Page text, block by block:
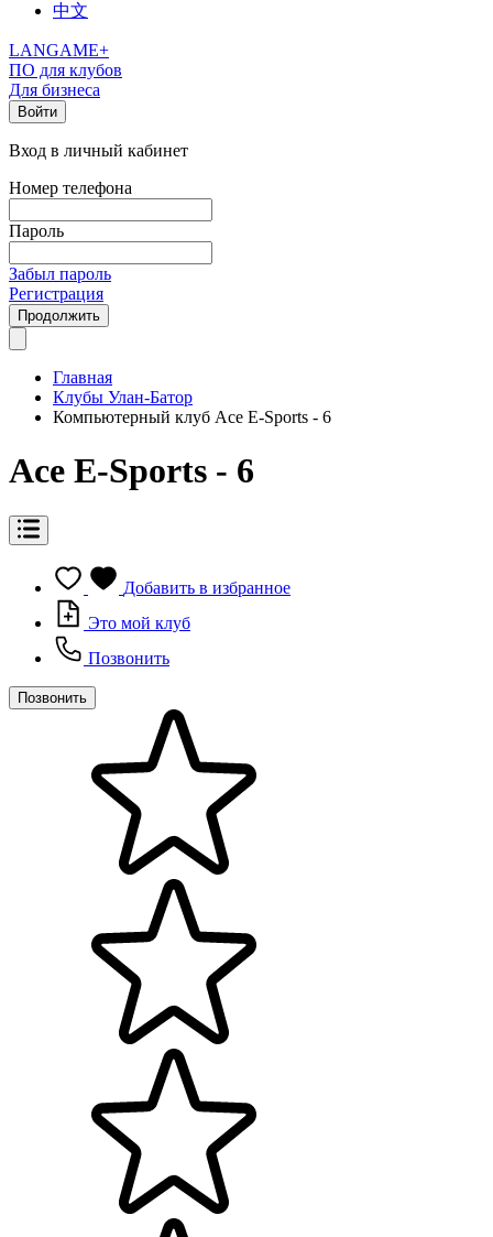
中文
LANGAME+
ПО для клубов
Для бизнеса
Войти
Вход в личный кабинет
Номер телефона
Пароль
Забыл пароль
Регистрация
Продолжить
Главная
Клубы Улан-Батор
Компьютерный клуб Ace E-Sports - 6
Ace E-Sports - 6
Добавить в избранное
Это мой клуб
Позвонить
Позвонить